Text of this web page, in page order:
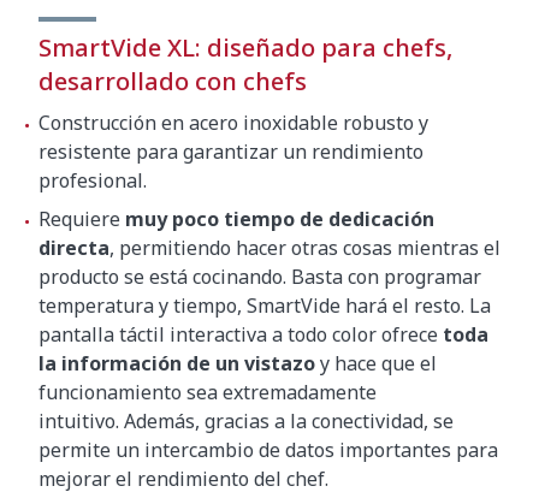
SmartVide XL: diseñado para chefs,
desarrollado con chefs
Construcción en acero inoxidable robusto y
resistente para garantizar un rendimiento
profesional.
Requiere muy poco tiempo de dedicación
directa, permitiendo hacer otras cosas mientras el
producto se está cocinando. Basta con programar
temperatura y tiempo, SmartVide hará el resto. La
pantalla táctil interactiva a todo color ofrece toda
la información de un vistazoy hace que el
funcionamiento sea extremadamente
intuitivo. Además, gracias a la conectividad, se
permite un intercambio de datos importantes para
mejorar el rendimiento del chef.